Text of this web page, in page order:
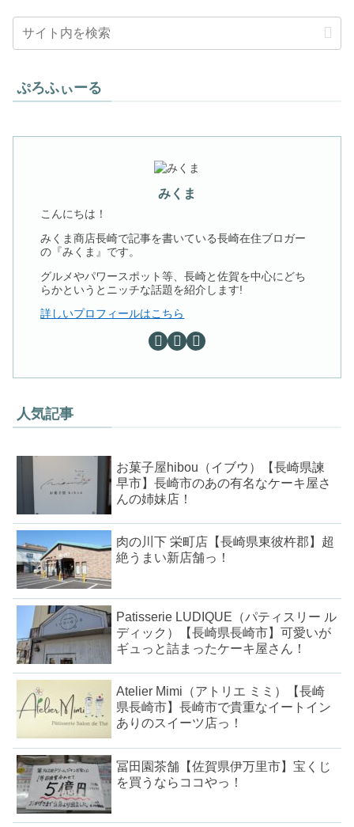
ぷろふぃーる
みくま
こんにちは！
みくま商店長崎で記事を書いている長崎在住ブロガー
の『みくま』です。
グルメやパワースポット等、長崎と佐賀を中心にどち
らかというとニッチな話題を紹介します!
詳しいプロフィールはこちら
人気記事
お菓子屋hibou（イブウ）【長崎県諫
早市】長崎市のあの有名なケーキ屋さ
んの姉妹店！
肉の川下 栄町店【長崎県東彼杵郡】超
絶うまい新店舗っ！
Patisserie LUDIQUE（パティスリー ル
ディック）【長崎県長崎市】可愛いが
ギュっと詰まったケーキ屋さん！
Atelier Mimi（アトリエ ミミ）【長崎
県長崎市】長崎市で貴重なイートイン
ありのスイーツ店っ！
冨田園茶舗【佐賀県伊万里市】宝くじ
を買うならココやっ！